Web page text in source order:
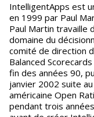
IntelligentApps est
en 1999 par Paul
Paul Martin travaille
domaine du
comité de direction
Balanced
fin des années 90,
janvier 2002 suite
américaine Open
pendant trois